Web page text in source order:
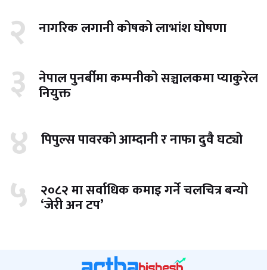
२ नागरिक लगानी कोषको लाभांश घोषणा
३ नेपाल पुनर्बीमा कम्पनीको सञ्चालकमा प्याकुरेल
नियुक्त
४ पिपुल्स पावरको आम्दानी र नाफा दुवै घट्यो
५ २०८२ मा सर्वाधिक कमाइ गर्ने चलचित्र बन्यो
‘जेरी अन टप’